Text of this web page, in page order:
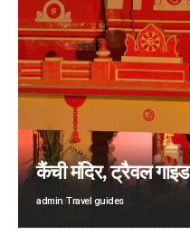
कैंची मंदिर, ट्रैवल गाइड
admin Travel guides